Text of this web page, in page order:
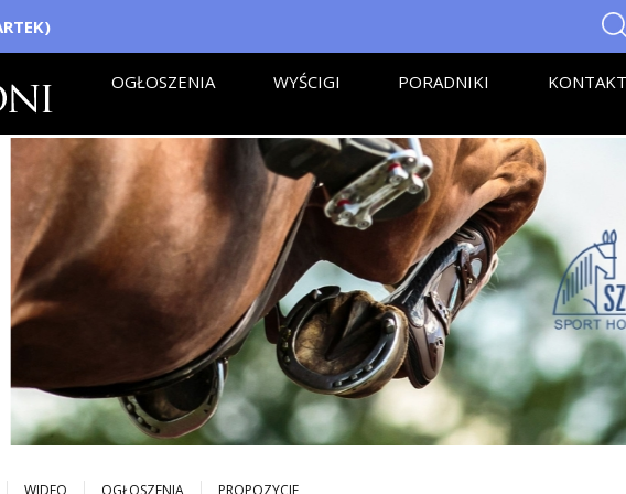
OGŁOSZENIA WYŚCIGI PORADNIKI KONTAKT
WIDEO OGŁOSZENIA PROPOZYCJE